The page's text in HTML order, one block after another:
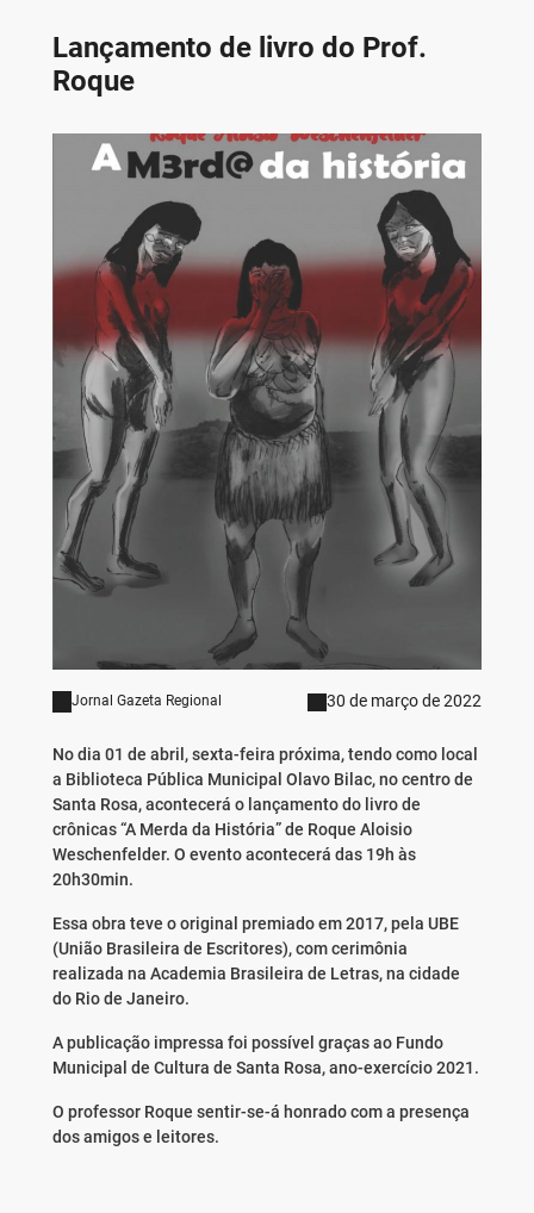
Lançamento de livro do Prof.
Roque
Jornal Gazeta Regional 30 de março de 2022
No dia 01 de abril, sexta-feira próxima, tendo como local
a Biblioteca Pública Municipal Olavo Bilac, no centro de
Santa Rosa, acontecerá o lançamento do livro de
crônicas “A Merda da História” de Roque Aloisio
Weschenfelder. O evento acontecerá das 19h às
20h30min.
Essa obra teve o original premiado em 2017, pela UBE
(União Brasileira de Escritores), com cerimônia
realizada na Academia Brasileira de Letras, na cidade
do Rio de Janeiro.
A publicação impressa foi possível graças ao Fundo
Municipal de Cultura de Santa Rosa, ano-exercício 2021.
O professor Roque sentir-se-á honrado com a presença
dos amigos e leitores.